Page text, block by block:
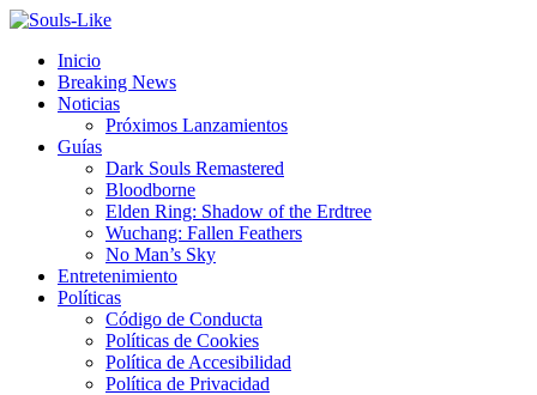
Inicio
Breaking News
Noticias
Próximos Lanzamientos
Guías
Dark Souls Remastered
Bloodborne
Elden Ring: Shadow of the Erdtree
Wuchang: Fallen Feathers
No Man’s Sky
Entretenimiento
Políticas
Código de Conducta
Políticas de Cookies
Política de Accesibilidad
Política de Privacidad